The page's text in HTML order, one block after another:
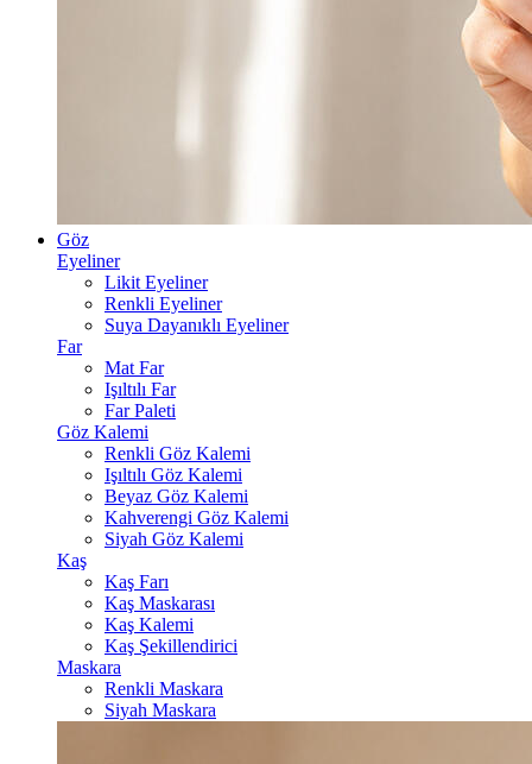
Göz
Eyeliner
Likit Eyeliner
Renkli Eyeliner
Suya Dayanıklı Eyeliner
Far
Mat Far
Işıltılı Far
Far Paleti
Göz Kalemi
Renkli Göz Kalemi
Işıltılı Göz Kalemi
Beyaz Göz Kalemi
Kahverengi Göz Kalemi
Siyah Göz Kalemi
Kaş
Kaş Farı
Kaş Maskarası
Kaş Kalemi
Kaş Şekillendirici
Maskara
Renkli Maskara
Siyah Maskara